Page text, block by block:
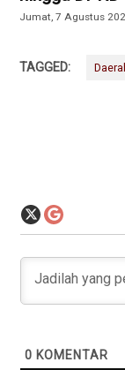
Jumat, 7 Agustus
TAGGED:
0 KOMENTAR